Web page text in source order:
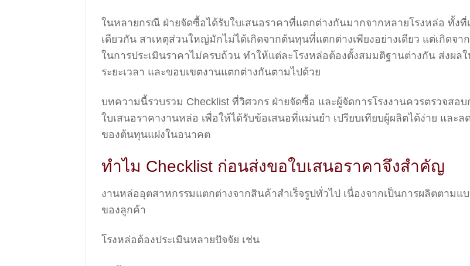
ในหลายกรณี ฝ่ายจัดซื้อได้รับใบเสนอราคาที่แตกต่างกันมากจากหลายโรงหล่อ ทั้งที่
เดียวกัน สาเหตุส่วนใหญ่มักไม่ได้เกิดจากต้นทุนที่แตกต่างเพียงอย่างเดียว แต่เกิดจ
ในการประเมินราคาไม่ครบถ้วน ทำให้แต่ละโรงหล่อต้องตั้งสมมติฐานต่างกัน ส่งผล
ระยะเวลา และขอบเขตงานแตกต่างกันตามไปด้วย
บทความนี้รวบรวม Checklist ที่วิศวกร ฝ่ายจัดซื้อ และผู้จัดการโรงงานควรตรวจสอ
ใบเสนอราคางานหล่อ เพื่อให้ได้รับข้อเสนอที่แม่นยำ เปรียบเทียบผู้ผลิตได้ง่าย และล
ของต้นทุนแฝงในอนาคต
ทำไม Checklist ก่อนส่งขอใบเสนอราคาจึงสำคัญ
งานหล่ออุตสาหกรรมแตกต่างจากสินค้าสำเร็จรูปทั่วไป เนื่องจากเป็นการผลิตตามแ
ของลูกค้า
โรงหล่อต้องประเมินหลายปัจจัย เช่น